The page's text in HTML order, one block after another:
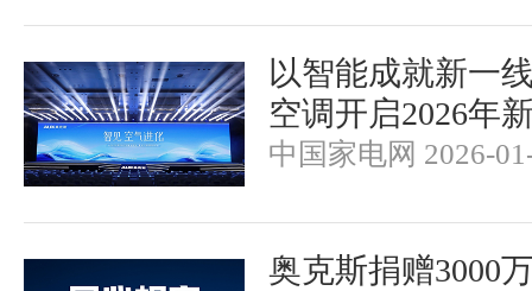
以智能成就新一
空调开启2026年
中国家电网 2026-
奥克斯捐赠3000